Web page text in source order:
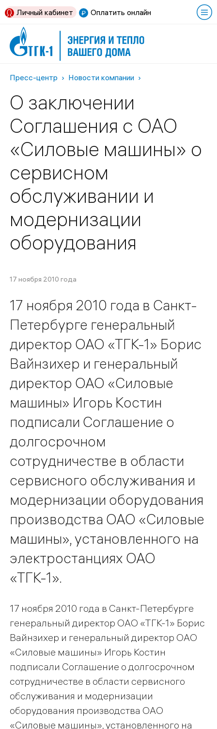
Оплатить онлайн
Личный кабинет
Пресс-центр Новости компании
О заключении
Соглашения с ОАО
«Силовые машины» о
сервисном
обслуживании и
модернизации
оборудования
17 ноября 2010 года
17 ноября 2010 года в Санкт-
Петербурге генеральный
директор ОАО «ТГК-1» Борис
Вайнзихер и генеральный
директор ОАО «Силовые
машины» Игорь Костин
подписали Соглашение о
долгосрочном
сотрудничестве в области
сервисного обслуживания и
модернизации оборудования
производства ОАО «Силовые
машины», установленного на
электростанциях ОАО
«ТГК-1».
17 ноября 2010 года в Санкт-Петербурге
генеральный директор ОАО «ТГК-1» Борис
Вайнзихер и генеральный директор ОАО
«Силовые машины» Игорь Костин
подписали Соглашение о долгосрочном
сотрудничестве в области сервисного
обслуживания и модернизации
оборудования производства ОАО
«Силовые машины», установленного на